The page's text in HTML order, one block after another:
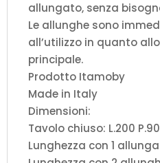
allungato, senza
Le allunghe sono
all’utilizzo in quanto
principale.
Prodotto Itamoby
Made in Italy
Dimensioni:
Tavolo chiuso: L.200
Lunghezza con 1